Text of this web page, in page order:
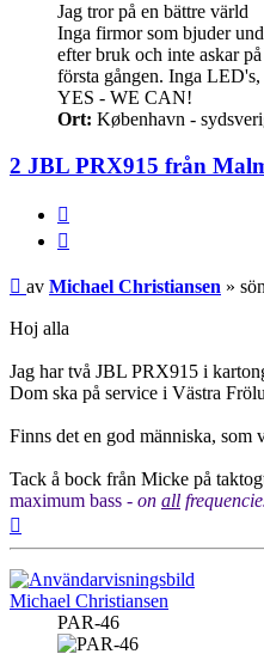
Jag tror på en bättre värld
Inga firmor som bjuder
efter bruk och inte askar
första gången. Inga
YES - WE CAN!
Ort: København -
2 JBL PRX915 från
Inlägg
av Michael Christiansen »
Hoj alla
Jag har två JBL PRX915 i
Dom ska på service i Västra
Finns det en god människa, som
Tack å bock från Micke på
maximum bass - on all
Michael Christiansen
PAR-46